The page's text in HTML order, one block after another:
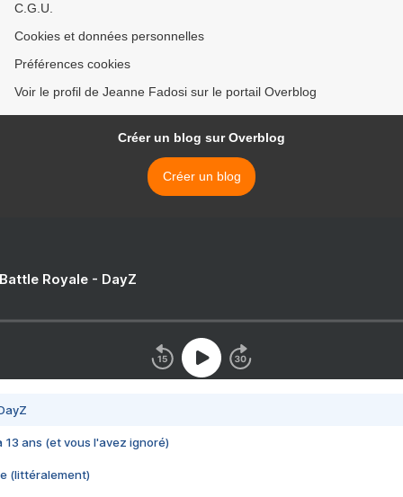
C.G.U.
Cookies et données personnelles
Préférences cookies
Voir le profil de Jeanne Fadosi sur le portail Overblog
Créer un blog sur Overblog
Créer un blog
Royale - DayZ
13 ans (et vous l'avez ignoré)
(littéralement)